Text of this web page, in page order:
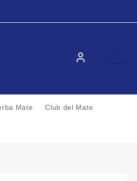
Mate Club del Mate